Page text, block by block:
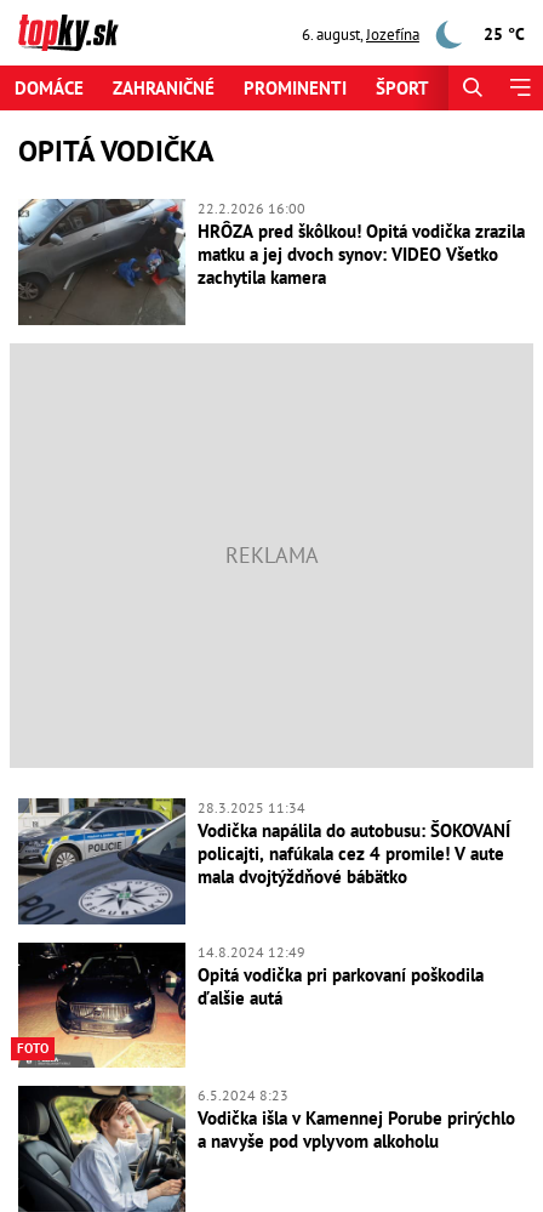
6. august,Jozefína 25 °C
DOMÁCE ZAHRANIČNÉ PROMINENTI ŠPORT
OPITÁ VODIČKA
22.2.2026 16:00
HRÔZA pred škôlkou! Opitá vodička zrazila
matku a jej dvoch synov: VIDEO Všetko
zachytila kamera
28.3.2025 11:34
Vodička napálila do autobusu: ŠOKOVANÍ
policajti, nafúkala cez 4 promile! V aute
mala dvojtýždňové bábätko
FOTO
14.8.2024 12:49
Opitá vodička pri parkovaní poškodila
ďalšie autá
6.5.2024 8:23
Vodička išla v Kamennej Porube prirýchlo
a navyše pod vplyvom alkoholu